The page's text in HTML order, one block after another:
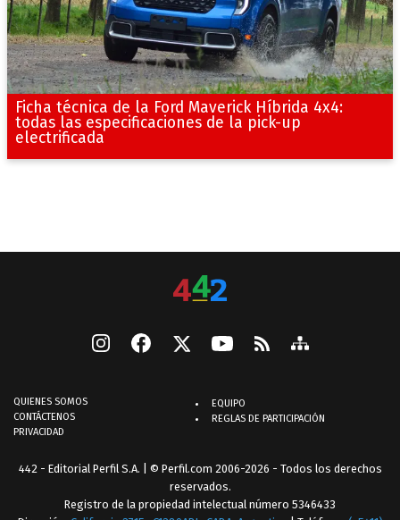
Ficha técnica de la Ford Maverick Híbrida 4x4:
todas las especificaciones de la pick-up
electrificada
QUIENES SOMOS
CONTÁCTENOS
PRIVACIDAD
EQUIPO
REGLAS DE PARTICIPACIÓN
442 - Editorial Perfil S.A. | © Perfil.com 2006-2026 - Todos los derechos
reservados.
Registro de la propiedad intelectual número 5346433